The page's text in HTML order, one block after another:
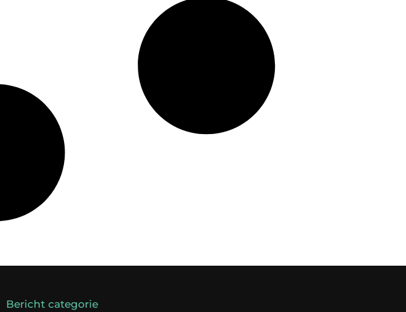
Bericht categorie